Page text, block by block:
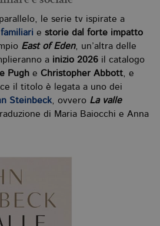
le serie tv ispirate a
e storie dal forte impatto
East of Eden, un’altra delle
a inizio 2026 il catalogo
Pugh e Christopher Abbott, e
il titolo è legata a uno dei
Steinbeck, ovvero La valle
di Maria Baiocchi e Anna